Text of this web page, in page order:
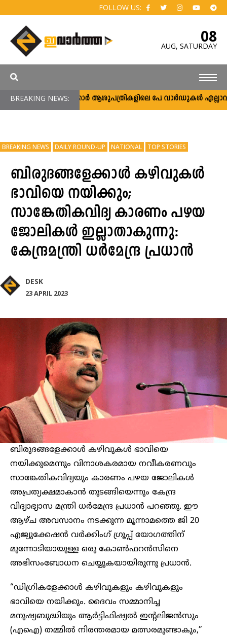
FOLLOW US:
08
AUG, SATURDAY
BREAKING NEWS:സർക്കാർ ആശുപത്രികളിലെ പേ വാർഡുകൾ
BREAKING NEWS DAILY ROUND-UP NATIONAL TOP STORIES
ബിരുദങ്ങളേക്കാൾ കഴിവുകൾ
ഭാവിയെ നയിക്കും;
സാങ്കേതികവിദ്യ കാരണം പഴയ
ജോലികൾ ഇല്ലാതാകുന്നു:
കേന്ദ്രമന്ത്രി ധർമേന്ദ്ര പ്രധാൻ
DESK
23 APRIL 2023
ബിരുദങ്ങളേക്കാൾ കഴിവുകൾ ഭാവിയെ
നയിക്കുമെന്നും വിനാശകരമായ നവീകരണവും
സാങ്കേതികവിദ്യയും കാരണം പഴയ ജോലികൾ
അപ്രത്യക്ഷമാകാൻ തുടങ്ങിയെന്നും കേന്ദ്ര
വിദ്യാഭ്യാസ മന്ത്രി ധർമേന്ദ്ര പ്രധാൻ പറഞ്ഞു. ഈ
ആഴ്ച അവസാനം നടക്കുന്ന മൂന്നാമത്തെ ജി 20
എജ്യുക്കേഷൻ വർക്കിംഗ് ഗ്രൂപ്പ് യോഗത്തിന്
മുന്നോടിയായുള്ള ഒരു കോൺഫറൻസിനെ
അഭിസംബോധന ചെയ്യുകയായിരുന്നു പ്രധാൻ.
“ഡിഗ്രികളേക്കാൾ കഴിവുകളും കഴിവുകളും
ഭാവിയെ നയിക്കും. ദൈവം സമ്മാനിച്ച
മനുഷ്യബുദ്ധിയും ആർട്ടിഫിഷ്യൽ ഇന്റലിജൻസും
(എഐ) തമ്മിൽ നിരന്തരമായ മത്സരമുണ്ടാകും,”